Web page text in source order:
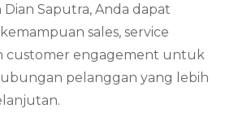
Dian Saputra, Anda dapat
sales, service
customer engagement untuk
pelanggan yang lebih